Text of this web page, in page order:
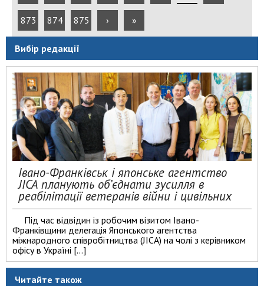
873 874 875 › »
Вибір редакції
Івано-Франківськ і японське агентство
JICA планують об’єднати зусилля в
реабілітації ветеранів війни і цивільних
Під час відвідин із робочим візитом Івано-
Франківщини делегація Японського агентства
міжнародного співробітництва (JICA) на чолі з керівником
офісу в Україні […]
Читайте також